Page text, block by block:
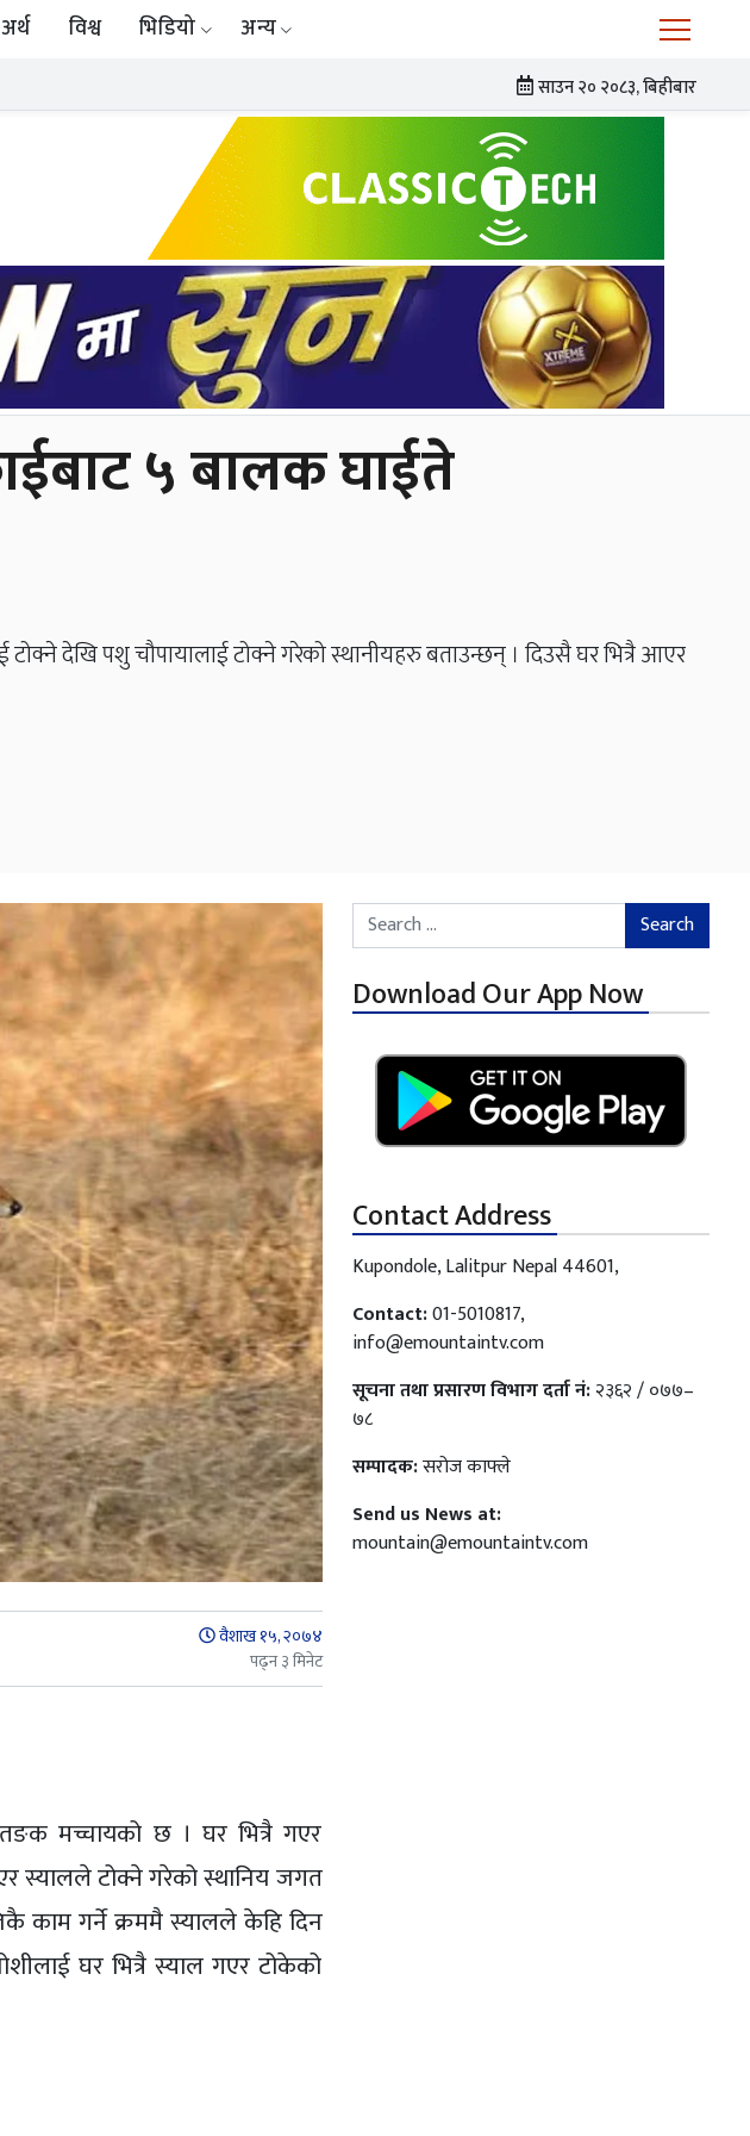
अर्थ विश्व भिडियो अन्य
साउन २० २०८३, बिहीबार
५ बालक घाईते
देखि पशु चौपायालाई टोक्ने गरेको स्थानीयहरु बताउन्छन् । दिउसै घर भित्रै आएर
वैशाख १५, २०७४
पढ्न ३ मिनेट
मच्चायको छ । घर भित्रै गएर
स्यालले टोक्ने गरेको स्थानिय जगत
काम गर्ने क्रममै स्यालले केहि दिन
घर भित्रै स्याल गएर टोकेको
Search for:
Download Our App Now
Contact Address
Kupondole, Lalitpur Nepal 44601,
Contact:01-5010817,
info@emountaintv.com
सूचना तथा प्रसारण विभाग दर्ता नं:२३६२ / ०७७–
७८
सम्पादक:सरोज काफ्ले
Send us News at:
mountain@emountaintv.com